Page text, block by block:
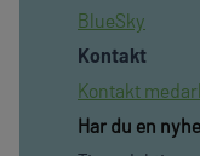
BlueSky
Kontakt
Kontakt
Har du en